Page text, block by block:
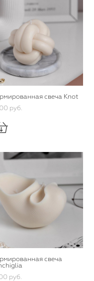
свеча Knot
pуб.
свеча
pуб.